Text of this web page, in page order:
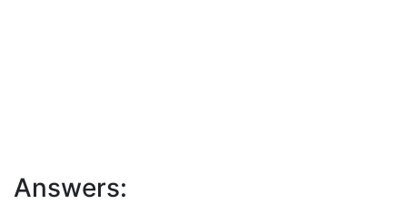
Answers: